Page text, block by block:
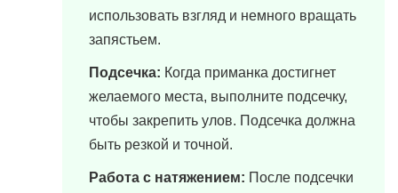
использовать взгляд и немного вращать
запястьем.
Подсечка: Когда приманка достигнет
желаемого места, выполните подсечку,
чтобы закрепить улов. Подсечка должна
быть резкой и точной.
Работа с натяжением: После подсечки